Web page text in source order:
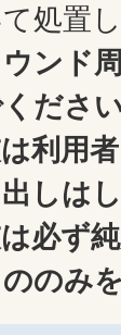
処置
ンド
ださい
利用
しは
必ず
のみ